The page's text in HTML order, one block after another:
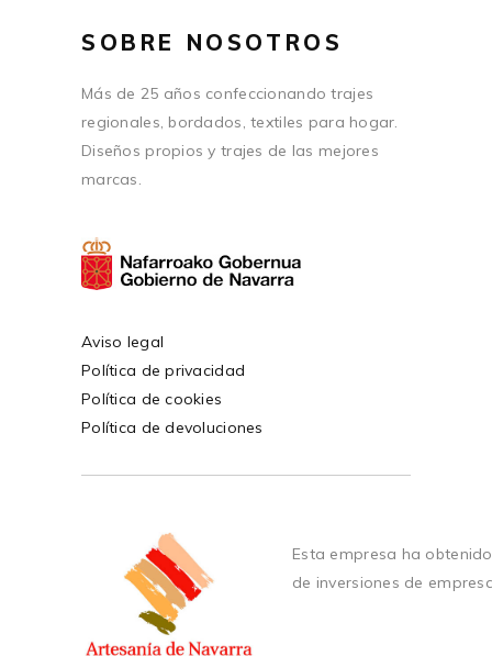
SOBRE NOSOTROS
Más de 25 años confeccionando trajes
regionales, bordados, textiles para hogar.
Diseños propios y trajes de las mejores
marcas.
Aviso legal
Política de privacidad
Política de cookies
Política de devoluciones
Esta empresa ha
de inversiones de